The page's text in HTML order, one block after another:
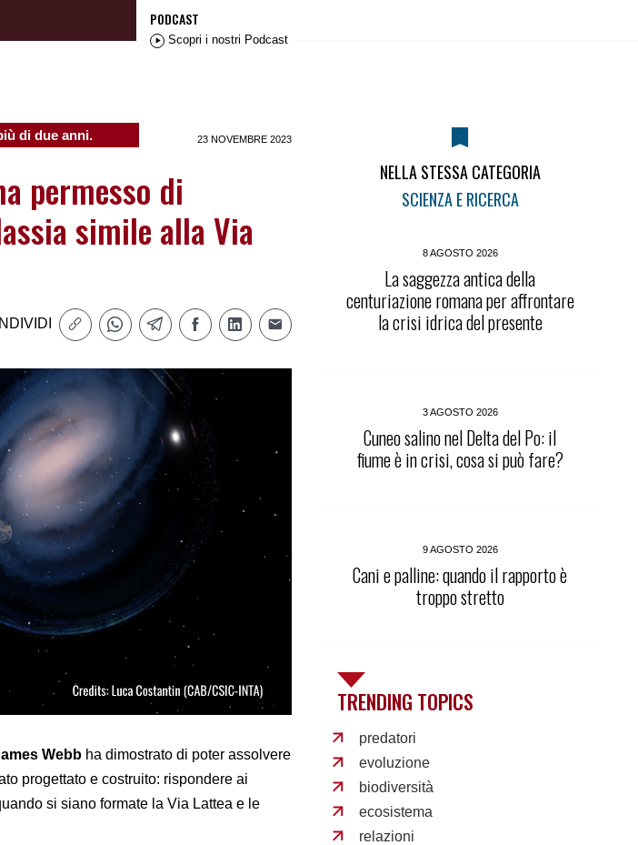
PODCAST
Scopri i nostri Podcast
di due anni. 23 NOVEMBRE 2023
permesso di
simile alla Via
Webb ha dimostrato di poter assolvere
progettato e costruito: rispondere ai
si siano formate la Via Lattea e le
NELLA STESSA CATEGORIA
SCIENZA E RICERCA
8 AGOSTO 2026
La saggezza antica della
centuriazione romana per affrontare
la crisi idrica del presente
3 AGOSTO 2026
Cuneo salino nel Delta del Po: il
fiume è in crisi, cosa si può fare?
9 AGOSTO 2026
Cani e palline: quando il rapporto è
troppo stretto
TRENDING TOPICS
predatori
evoluzione
biodiversità
ecosistema
relazioni